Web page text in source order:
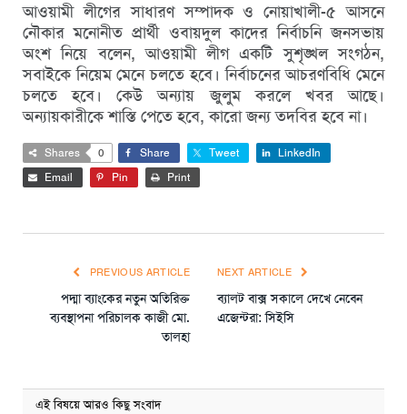
আওয়ামী লীগের সাধারণ সম্পাদক ও নোয়াখালী-৫ আসনে
নৌকার মনোনীত প্রার্থী ওবায়দুল কাদের নির্বাচনি জনসভায়
অংশ নিয়ে বলেন, আওয়ামী লীগ একটি সুশৃঙ্খল সংগঠন,
সবাইকে নিয়েম মেনে চলতে হবে। নির্বাচনের আচরণবিধি মেনে
চলতে হবে। কেউ অন্যায় জুলুম করলে খবর আছে।
অন্যায়কারীকে শাস্তি পেতে হবে, কারো জন্য তদবির হবে না।
Shares 0 Share Tweet
LinkedIn
Email
Pin Print
PREVIOUS ARTICLE
পদ্মা ব্যাংকের নতুন অতিরিক্ত
ব্যবস্থাপনা পরিচালক কাজী মো.
তালহা
NEXT ARTICLE
ব্যালট বাক্স সকালে দেখে নেবেন
এজেন্টরা: সিইসি
এই বিষয়ে আরও কিছু সংবাদ